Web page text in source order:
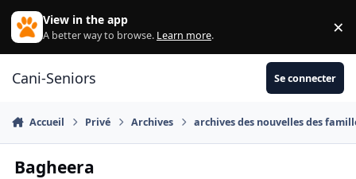
Aller au contenu
View in the app
A better way to browse. Learn more. ×
Cani-Seniors Se connecter
Accueil Privé Archives archives des nouvelles des
Bagheera